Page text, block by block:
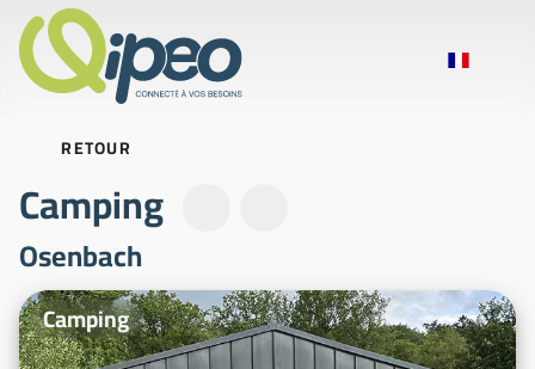
RETOUR
Camping
Osenbach
Photos d'illustration
Camping